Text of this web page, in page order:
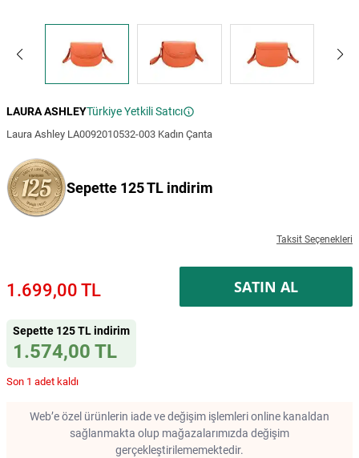
LAURA ASHLEYTürkiye Yetkili Satıcı
Laura Ashley LA0092010532-003 Kadın Çanta
Sepette 125 TL indirim
Taksit Seçenekleri
1.699,00 TL SATIN AL
Sepette 125 TL indirim
1.574,00 TL
Son 1 adet kaldı
Web’e özel ürünlerin iade ve değişim işlemleri online kanaldan
sağlanmakta olup mağazalarımızda değişim
gerçekleştirilememektedir.